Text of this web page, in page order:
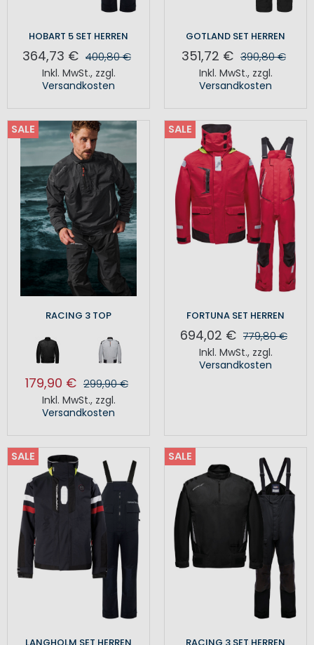
HOBART 5 SET HERREN
364,73 € 400,80 €
Inkl. MwSt., zzgl.
Versandkosten
GOTLAND SET HERREN
351,72 € 390,80 €
Inkl. MwSt., zzgl.
Versandkosten
SALE
RACING 3 TOP
179,90 € 299,90 €
Inkl. MwSt., zzgl.
Versandkosten
SALE
FORTUNA SET HERREN
694,02 € 779,80 €
Inkl. MwSt., zzgl.
Versandkosten
SALE SALE